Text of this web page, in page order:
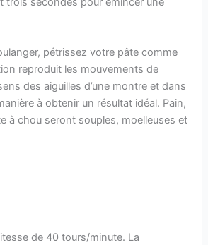
pétrissez votre pâte comme
reproduit les mouvements de
des aiguilles d’une montre et dans
à obtenir un résultat idéal. Pain,
à chou seront souples, moelleuses et
de 40 tours/minute. La